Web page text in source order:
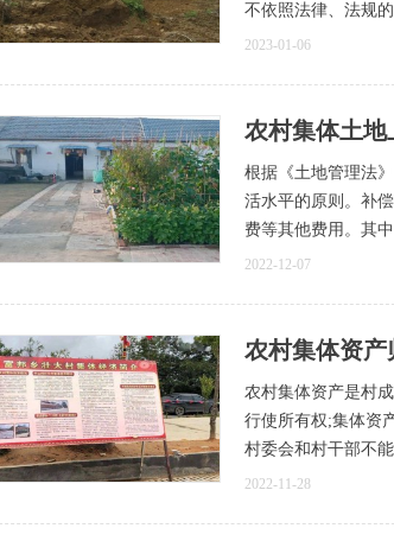
不依照法律、法规
2023-01-06
农村集体土地
根据《土地管理法
活水平的原则。补
费等其他费用。其
2022-12-07
农村集体资产
农村集体资产是村
行使所有权;集体资
村委会和村干部不
2022-11-28